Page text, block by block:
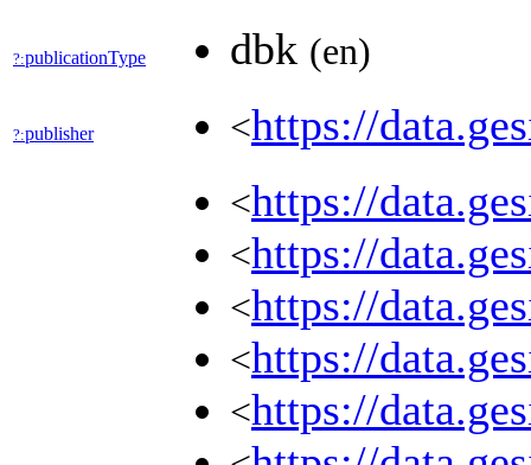
?:publicationType dbk (en)
?:publisher <https://
<https://
<https://
<https://
<https://
<https://